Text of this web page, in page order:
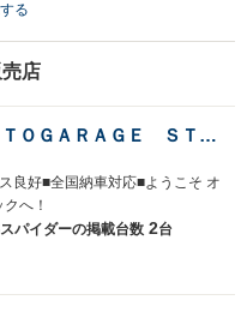
MR MR
る
店
オートガレージ ストック／ＡＵＴＯＧＡＲＡＧＥ ＳＴＯＣＫ
良好■全国納車対応■ようこそ オ
へ！
パイダーの掲載台数 2台